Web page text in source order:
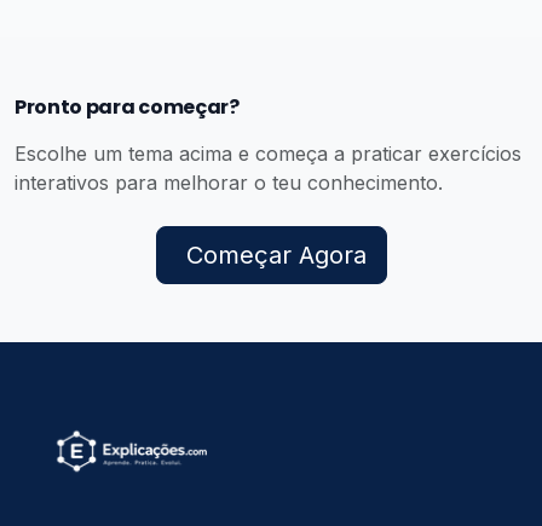
Pronto para começar?
Escolhe um tema acima e começa a praticar exercícios
interativos para melhorar o teu conhecimento.
Começar Agora